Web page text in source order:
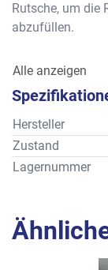
Rutsche, um die
abzufüllen.
Danach folgt 1
Alle anzeigen
Hersteller
Zustand
Lagernummer